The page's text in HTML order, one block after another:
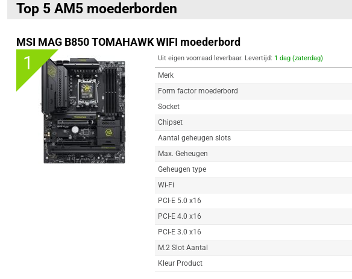
Top 5 AM5 moederborden
MSI MAG B850 TOMAHAWK WIFI moederbord
1 Uit eigen voorraad leverbaar. Levertijd: 1 dag (zaterdag)
Merk
Form factor moederbord
Socket
Chipset
Aantal geheugen slots
Max. Geheugen
Geheugen type
Wi-Fi
PCI-E 5.0 x16
PCI-E 4.0 x16
PCI-E 3.0 x16
M.2 Slot Aantal
Kleur Product